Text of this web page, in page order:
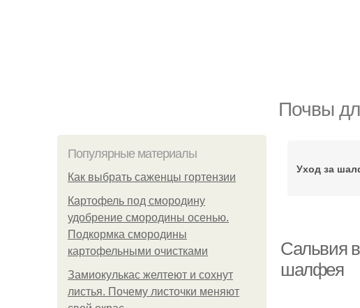
Почвы
Популярные материалы
Как выбрать саженцы гортензии
Картофель под смородину
удобрение смородины осенью.
Подкормка смородины
картофельными очистками
Замиокулькас желтеют и сохнут
листья. Почему листочки меняют
Уход за
Сальвия
шалфея